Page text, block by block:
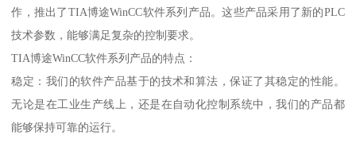
作，推出了TIA博途WinCC软件系列产品。这些产品采用了新的PLC
技术参数，能够满足复杂的控制要求。
TIA博途WinCC软件系列产品的特点：
稳定：我们的软件产品基于的技术和算法，保证了其稳定的性能。
无论是在工业生产线上，还是在自动化控制系统中，我们的产品都
能够保持可靠的运行。